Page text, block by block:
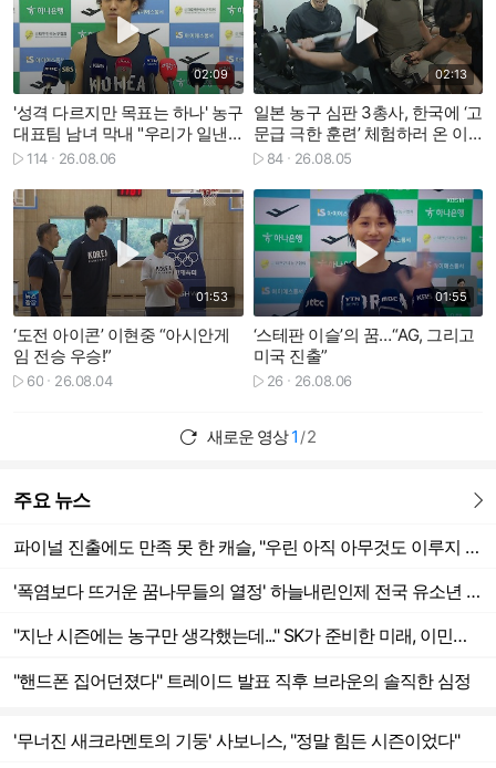
02:09
'성격 다르지만 목표는 하나' 농구
대표팀 남녀 막내 "우리가 일낸
다"114 26.08.06
02:13
일본 농구 심판 3총사, 한국에 ‘고
문급 극한 훈련’ 체험하러 온 이
유는?
84 26.08.05
01:53
‘도전 아이콘’ 이현중 “아시안게
임 전승 우승!”
60 26.08.04
01:55
‘스테판 이슬’의 꿈…“AG, 그리고
미국 진출”
26 26.08.06
새로운 영상1 /2
주요 뉴스
파이널 진출에도 만족 못 한 캐슬, "우린 아직 아무것도 이루지 못했다"
'폭염보다 뜨거운 꿈나무들의 열정' 하늘내린인제 전국 유소년 농구 대회 개막![전국유소년]
"지난 시즌에는 농구만 생각했는데..." SK가 준비한 미래, 이민서가 만들어 갈 변화
"핸드폰 집어던졌다" 트레이드 발표 직후 브라운의 솔직한 심정
'무너진 새크라멘토의 기둥' 사보니스, "정말 힘든 시즌이었다"